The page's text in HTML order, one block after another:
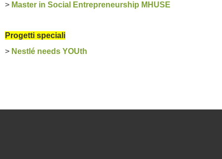
> Master in Social Entrepreneurship MHUSE
Progetti speciali
> Nestlé needs YOUth